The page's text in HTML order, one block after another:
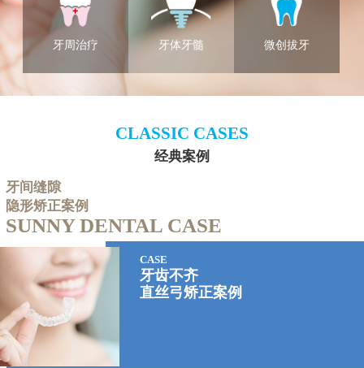
牙周治疗 牙体牙髓 微创拔牙
CLASSIC CASES
经典案例
牙间缝隙
隐形矫正案例
SUNNY DENTAL CASE
CASE
牙齿不齐
直丝弓矫正案例